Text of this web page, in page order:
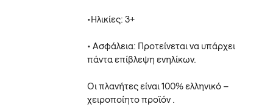
•Ηλικίες: 3+
• Ασφάλεια: Προτείνεται να υπάρχει
πάντα επίβλεψη ενηλίκων.
Οι πλανήτες είναι 100% ελληνικό –
χειροποίητο προϊόν .